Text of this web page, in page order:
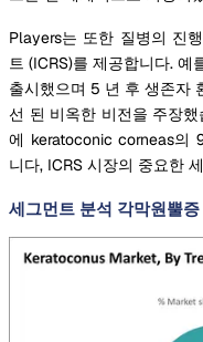
Players는 또한 질병의 진
트 (ICRS)를 제공합니다.
출시했으며 5 년 후 생존자
선 된 비옥한 비전을 주장
에 keratoconic corneas의
니다, ICRS 시장의 중요한
세그먼트 분석 각막원뿔